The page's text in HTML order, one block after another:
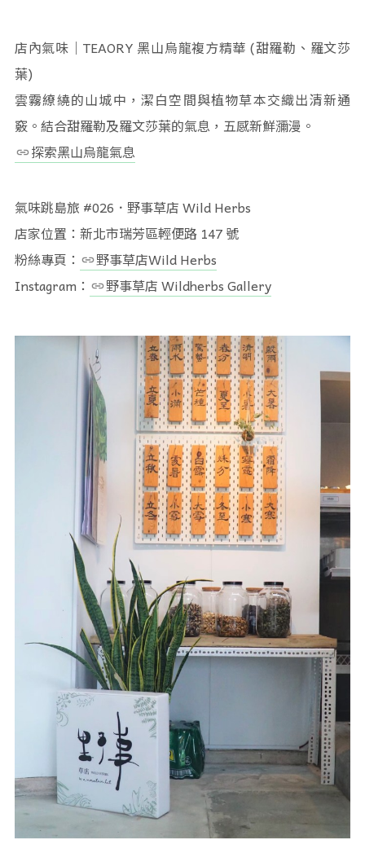
店內氣味｜TEAORY 黑山烏龍複方精華 (甜羅勒、羅文莎
葉)
雲霧繚繞的山城中，潔白空間與植物草本交織出清新通
竅。結合甜羅勒及羅文莎葉的氣息，五感新鮮瀰漫。
探索黑山烏龍氣息
氣味跳島旅 #026．野事草店 Wild Herbs
店家位置：新北市瑞芳區輕便路 147 號
粉絲專頁：
野事草店Wild Herbs
Instagram：
野事草店 Wildherbs Gallery